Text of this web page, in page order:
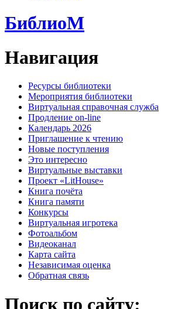
БиблиоМ
Навигация
Ресурсы библиотеки
Мероприятия библиотеки
Виртуальная справочная служба
Продление on-line
Календарь 2026
Приглашение к чтению
Новые поступления
Это интересно
Виртуальные выставки
Проект «LitHouse»
Книга почёта
Книга памяти
Конкурсы
Виртуальная игротека
Фотоальбом
Видеоканал
Карта сайта
Независимая оценка
Обратная связь
Поиск по сайту: